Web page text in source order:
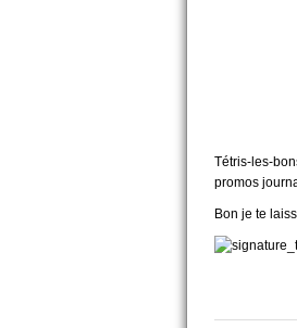
Tétris-les-
promos
Bon je te